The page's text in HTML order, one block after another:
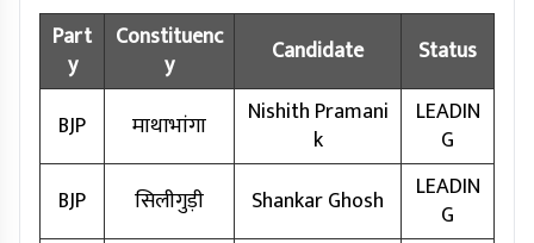
Part
y
Constituenc
y
Candidate Status
BJP माथाभांगा
Nishith Pramani
k
LEADIN
G
BJP
सिलीगुड़ी Shankar Ghosh
LEADIN
G